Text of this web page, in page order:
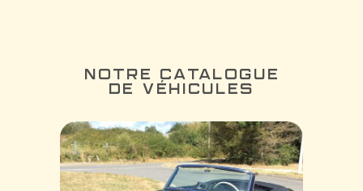
NOTRE CATALOGUE
DE VÉHICULES